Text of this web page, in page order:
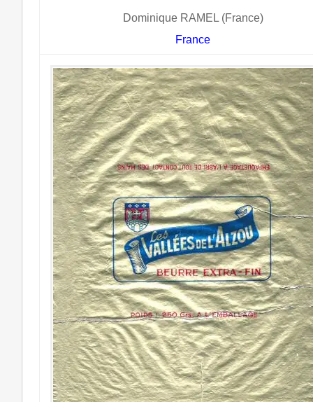
Dominique RAMEL (France)
France